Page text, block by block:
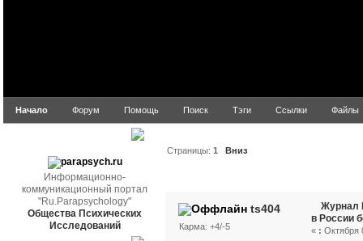
Начало Форум Помощь Поиск Тэги Ссылки Файлы
Информационно-
коммуникационный портал
"Ru.Parapsychology"
Общества Психических
Исследований
Страницы:1 Вниз
8522 раз) ts404
Карма: +4/-5
Журнал
в России
« : Октября